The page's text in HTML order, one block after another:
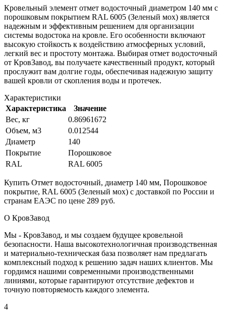
Кровельный элемент отмет водосточный диаметром 140 мм с
порошковым покрытием RAL 6005 (Зеленый мох) является
надежным и эффективным решением для организации
системы водостока на кровле. Его особенности включают
высокую стойкость к воздействию атмосферных условий,
легкий вес и простоту монтажа. Выбирая отмет водосточный
от КровЗавод, вы получаете качественный продукт, который
прослужит вам долгие годы, обеспечивая надежную защиту
вашей кровли от скопления воды и протечек.
Характеристики
Характеристика
Значение
Вес, кг
0.86961672
Объем, м3
0.012544
Диаметр
140
Покрытие
Порошковое
RAL
RAL 6005
Купить Отмет водосточный, диаметр 140 мм, Порошковое
покрытие, RAL 6005 (Зеленый мох) с доставкой по России и
странам ЕАЭС по цене 289 руб.
О КровЗавод
Мы - КровЗавод, и мы создаем будущее кровельной
безопасности. Наша высокотехнологичная производственная
и материально-техническая база позволяет нам предлагать
комплексный подход к решению задач наших клиентов. Мы
гордимся нашими современными производственными
линиями, которые гарантируют отсутствие дефектов и
точную повторяемость каждого элемента.
4